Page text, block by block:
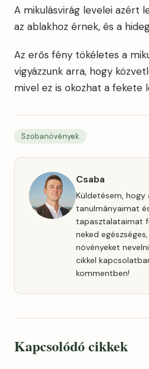
A mikulásvirág levelei azért
az ablakhoz érnek, és a
Az erős fény tökéletes a
vigyázzunk arra, hogy
mivel ez is okozhat a fekete
Szobanövények
Csaba
Küldetésem, hogy
tanulmányaimat
tapasztalataimat
neked
növényeket
cikkel
kommentben!
Kapcsolódó cikkek